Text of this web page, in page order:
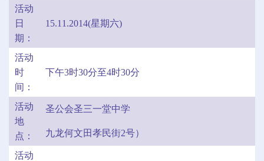
活动
日
期：
15.11.2014(星期六)
活动
时
间：
下午3时30分至4时30分
活动
地
点：
圣公会圣三一堂中学
九龙何文田孝民街2号）
活动